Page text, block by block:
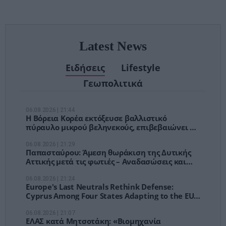
Latest News
Ειδήσεις
Lifestyle
Γεωπολιτικά
Η Βόρεια Κορέα εκτόξευσε βαλλιστικό
πύραυλο μικρού βεληνεκούς, επιβεβαιώνει η
Παπασταύρου: Άμεση θωράκιση της Δυτικής
Αττικής μετά τις φωτιές – Αναδασώσεις και
Europe's Last Neutrals Rethink Defense:
Cyprus Among Four States Adapting to the EU's
ΕΛΑΣ κατά Μητσοτάκη: «Βιομηχανία